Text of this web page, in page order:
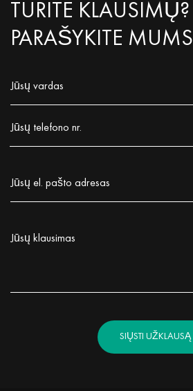
TURITE KLAUSIMŲ?
PARAŠYKITE MUMS
Jūsų vardas
Jūsų telefono nr.
Jūsų el. pašto adresas
Jūsų klausimas
SIŲSTI UŽKLAUSĄ